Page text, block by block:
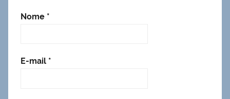
Nome *
E-mail *